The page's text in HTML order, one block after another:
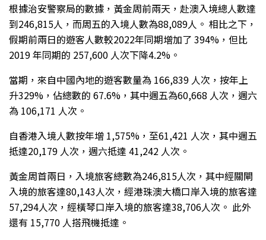
根據治安警察局的數據，黃金周前兩天，赴澳入境總人數達
到246,815人，而周五的入境人數為88,089人。 相比之下，
假期前兩日的遊客人數較2022年同期增加了 394%，但比
2019 年同期的 257,600 人次下降4.2%。
當期，來自中國內地的遊客數量為 166,839 人次，按年上
升329%，佔總數的 67.6%，其中週五為60,668 人次，週六
為 106,171 人次。
自香港入境人數按年增 1,575%，至61,421 人次，其中週五
抵達20,179 人次，週六抵達 41,242 人次。
黃金周首兩日，入境旅客總數為246,815人次，其中經關閘
入境的旅客達80,143人次，經港珠澳大橋口岸入境的旅客達
57,294人次，經橫琴口岸入境的旅客達38,706人次。 此外
還有 15,770 人搭飛機抵達。